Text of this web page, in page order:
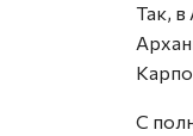
Так,
С